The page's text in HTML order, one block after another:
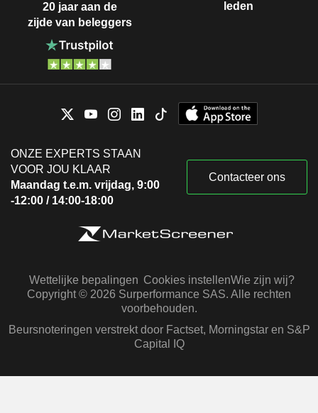
20 jaar aan de
zijde van beleggers
leden
ONZE EXPERTS STAAN
VOOR JOU KLAAR
Maandag t.e.m. vrijdag, 9:00
-12:00 / 14:00-18:00
Contacteer ons
Wettelijke bepalingen Cookies instellenWie zijn wij?
Copyright © 2026 Surperformance SAS. Alle rechten
voorbehouden.
Beursnoteringen verstrekt door Factset, Morningstar en S&P
Capital IQ